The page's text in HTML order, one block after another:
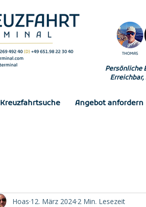
Persönliche
Kreuzfahrtsuche Angebot anfordern
Hoas 12. März 2024 2 Min. Lesezeit